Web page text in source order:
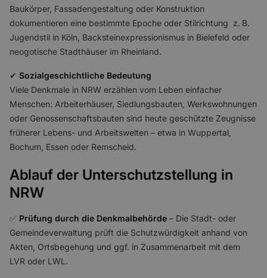
Baukörper, Fassadengestaltung oder Konstruktion
dokumentieren eine bestimmte Epoche oder Stilrichtung z. B.
Jugendstil in Köln, Backsteinexpressionismus in Bielefeld oder
neogotische Stadthäuser im Rheinland.
✔ Sozialgeschichtliche Bedeutung
Viele Denkmale in NRW erzählen vom Leben einfacher
Menschen: Arbeiterhäuser, Siedlungsbauten, Werkswohnungen
oder Genossenschaftsbauten sind heute geschützte Zeugnisse
früherer Lebens- und Arbeitswelten – etwa in Wuppertal,
Bochum, Essen oder Remscheid.
Ablauf der Unterschutzstellung in
NRW
✅ Prüfung durch die Denkmalbehörde – Die Stadt- oder
Gemeindeverwaltung prüft die Schutzwürdigkeit anhand von
Akten, Ortsbegehung und ggf. in Zusammenarbeit mit dem
LVR oder LWL.